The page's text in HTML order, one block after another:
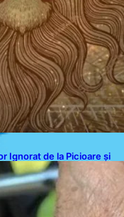
Ignorat de la Picioare și